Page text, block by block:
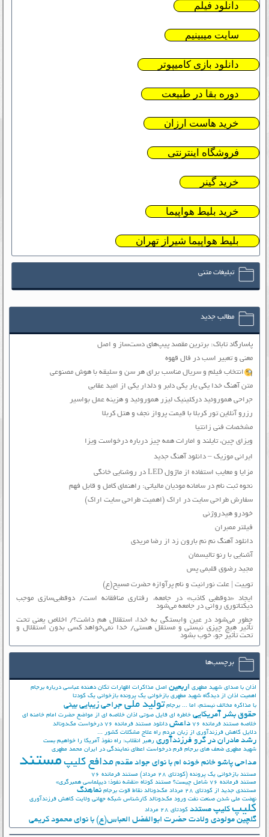
دانلود فیلم
سایت میبینیم
دانلود بازی کامیپوتر
دوره بقا در طبیعت
خرید هاست ارزان
فروشگاه اینترنتی
خرید گینر
خرید بلیط هواپیما
بلیط هواپیما شیراز تهران
تبلیغات متنی
مطالب جدید
پاسارگاد تاباک: برترین مقصد پیپ‌های دست‌ساز و اصل
معنی و تعبیر اسب در فال قهوه
انتخاب فیلم و سریال مناسب برای هر سن و سلیقه با هوش مصنوعی
متن آهنگ خدا یکی یار یکی دلبر و دلدار یکی از امید عقابی
جراحی هموروئید درکلینیک لیزر هموروئید و هزینه عمل بواسیر
رزرو آنلاین تور کربلا با قیمت پرواز نجف و هتل کربلا
مشخصات فنی زانتیا
ویزای چین، تایلند و امارات همه چیز درباره درخواست ویزا
ایرانی موزیک – دانلود آهنگ جدید
مزایا و معایب استفاده از ماژول LED در روشنایی خانگی
نحوه ثبت نام در سامانه مودیان مالیاتی: راهنمای کامل و قابل فهم
سفارش طراحی سایت در اراک (اهمیت طراحی سایت اراک)
خودرو هیدروژنی
فیلتر ممبران
دانلود آهنگ نم نم بارون زد از رضا مریدی
آشنایی با رنو تالیسمان
مجید رضوی قلبمی پس
توییت | علت نورانیت و نام پرآوازه حضرت مسیح(ع)
ایجاد «دوقطبی کاذب» در جامعه، رفتاری منافقانه است/ دوقطبی‌سازی موجب
دیکتاتوری روانی در جامعه می‌شود
چطور می‌شود در عین وابستگی به خدا، استقلال هم داشت؟/ اخلاص یعنی تحت
تأثیر هیچ چیزی نیستی و مستقل هستی/ خدا نمی‌خواهد کسی بدون استقلال و
تحت تأثیر جوّ، خوب بشود
برچسب‌ها
اذان با صدای شهید مطهری اربعین اصل مذاکرات اظهارات تکان دهنده عباسی درباره برجام
اهمیت اذان از دیدگاه شهید مطهری بازخوانی یک پرونده بازخوانی یک کودتا
با مذاکره مخالف نیستم، اما ... برجام تولید ملی جراحی زیبایی بینی
حقوق بشر آمریکایی خاطره ای فایل صوتی اذان خلاصه ای از مواضع حضرت امام خامنه ای
خلاصه مستند فرمانده 76
داعش دانلود مستند فرمانده 76
درخواست مک‌دونالد
دلایل کاهش فرزندآوری از زبان مردم راه علاج مشکلات کشور ...
رشد مادران در گرو فرزندآوری رهبر انقلاب: راه نفوذ آمریکا را خواهیم بست
شهید مطهری ضعف های برجام فرم درخواست اعطای نمایندگی در ایران محمد مطهری
مداحی پاشو خانم خونه ام با نوای جواد مقدم مدافع کلیپ مستند
مستند بازخوانی یک پرونده (کودتای 28 مرداد)
مستند فرمانده 76
مستند فرمانده 76 شامل چیست؟
مستند کوتاه «نقشه نفوذ؛ دیپلماسی همبرگری»
مستندی جدید از کودتای 28 مرداد
مک‌دونالد نقاط قوت برجام نماهنگ
نهضت ملي شدن صنعت نفت ورود مک‌دونالد کارشناس شبکه جهانی ولایت کاهش فرزندآوری
کلیپ کلیپ مستند کودتای 28 مرداد
گلچین مولودی ولادت حضرت ابوالفضل العباس(ع) با نوای محمود کریمی